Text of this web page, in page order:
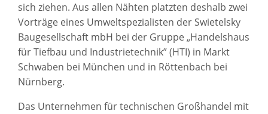
sich ziehen. Aus allen Nähten platzten deshalb zwei
Vorträge eines Umweltspezialisten der Swietelsky
Baugesellschaft mbH bei der Gruppe „Handelshaus
für Tiefbau und Industrietechnik” (HTI) in Markt
Schwaben bei München und in Röttenbach bei
Nürnberg.
Das Unternehmen für technischen Großhandel mit